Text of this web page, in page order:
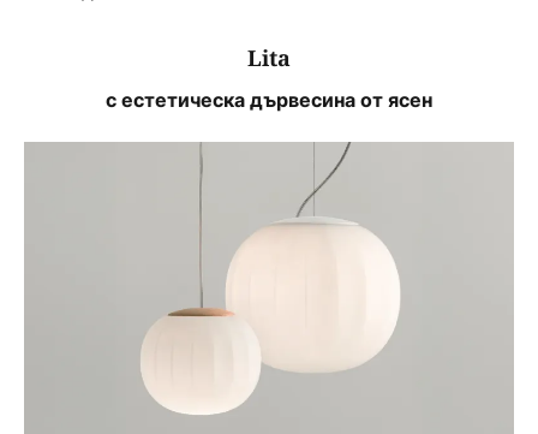
Lita
с естетическа дървесина от ясен